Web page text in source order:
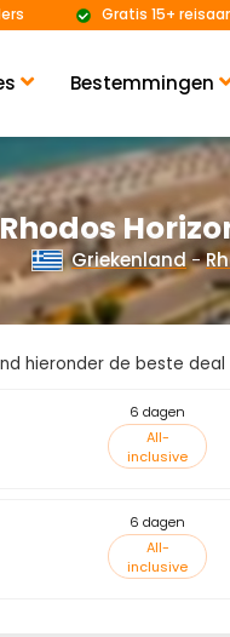
Bestemmingen
Gratis 15+
Rhodos
Griekenland-
hieronder de beste deal
6 dagen
All-
inclusive
6 dagen
All-
inclusive